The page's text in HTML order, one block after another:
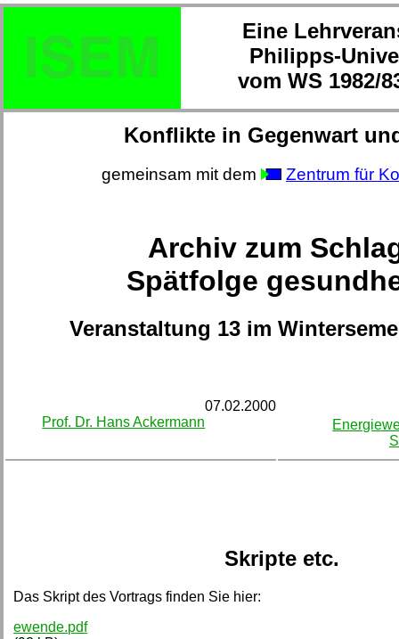
Eine
Philipps-
vom WS 1982/
Konflikte in Gegenwart
gemeinsam mit dem Zentrum für
Archiv zum
Spätfolge
Veranstaltung 13 im
07.02.2000
Prof. Dr. Hans Ackermann
Skripte etc.
Das Skript des Vortrags finden Sie hier:
ewende.pdf